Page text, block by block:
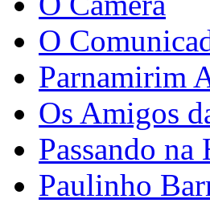
O
Parnamirim
Os Amigos
Passando na
Paulinho